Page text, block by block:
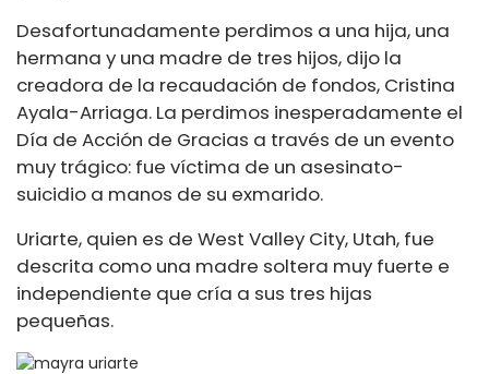
Desafortunadamente perdimos a una hija, una
hermana y una madre de tres hijos, dijo la
creadora de la recaudación de fondos, Cristina
Ayala-Arriaga. La perdimos inesperadamente el
Día de Acción de Gracias a través de un evento
muy trágico: fue víctima de un asesinato-
suicidio a manos de su exmarido.
Uriarte, quien es de West Valley City, Utah, fue
descrita como una madre soltera muy fuerte e
independiente que cría a sus tres hijas
pequeñas.